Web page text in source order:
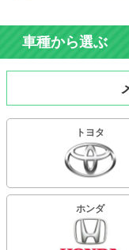
車種から選ぶ
トヨタ
ホンダ